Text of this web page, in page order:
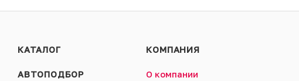
КАТАЛОГ
АВТОПОДБОР
КОМПАНИЯ
О компании